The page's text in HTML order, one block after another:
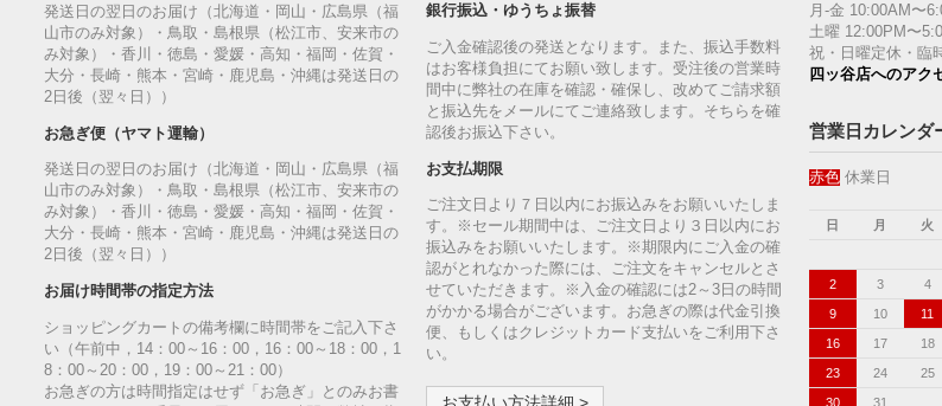
発送日の翌日のお届け（北海道・岡山・広島県（福
山市のみ対象）・鳥取・島根県（松江市、安来市の
み対象）・香川・徳島・愛媛・高知・福岡・佐賀・
大分・長崎・熊本・宮崎・鹿児島・沖縄は発送日の
2日後（翌々日））
お急ぎ便（ヤマト運輸）
発送日の翌日のお届け（北海道・岡山・広島県（福
山市のみ対象）・鳥取・島根県（松江市、安来市の
み対象）・香川・徳島・愛媛・高知・福岡・佐賀・
大分・長崎・熊本・宮崎・鹿児島・沖縄は発送日の
2日後（翌々日））
お届け時間帯の指定方法
ショッピングカートの備考欄に時間帯をご記入下さ
い（午前中，14：00～16：00，16：00～18：00，1
8：00～20：00，19：00～21：00）
お急ぎの方は時間指定はせず「お急ぎ」とのみお書
銀行振込・ゆうちょ振替
ご入金確認後の発送となります。また、振込手数料
はお客様負担にてお願い致します。受注後の営業時
間中に弊社の在庫を確認・確保し、改めてご請求額
と振込先をメールにてご連絡致します。そちらを確
認後お振込下さい。
お支払期限
ご注文日より７日以内にお振込みをお願いいたしま
す。※セール期間中は、ご注文日より３日以内にお
振込みをお願いいたします。※期限内にご入金の確
認がとれなかった際には、ご注文をキャンセルとさ
せていただきます。※入金の確認には2～3日の時間
がかかる場合がございます。お急ぎの際は代金引換
便、もしくはクレジットカード支払いをご利用下さ
い。
月-金 10:00AM〜
土曜 12:00PM〜
祝・日曜定休・臨
四ッ谷店へのアク
営業日カレンダ
赤色休業日
日
月 火
2 3 4
9 10 11
16 17 18
23 24 25
30 31